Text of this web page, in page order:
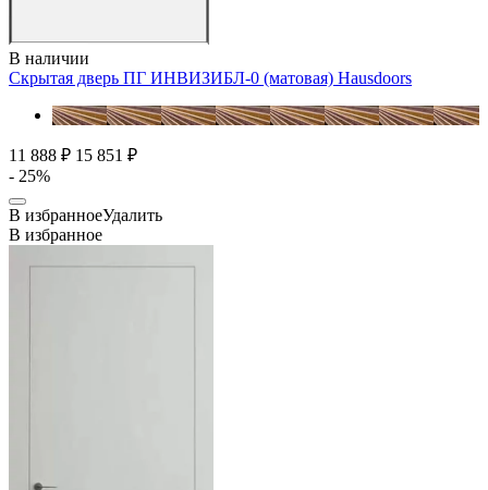
В наличии
Скрытая дверь ПГ ИНВИЗИБЛ-0 (матовая) Hausdoors
11 888 ₽ 15 851 ₽
- 25%
В избранноеУдалить
В избранное